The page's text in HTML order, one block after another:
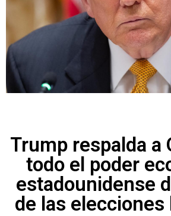
Trump respalda a
todo el poder
estadounidense
de las elecciones